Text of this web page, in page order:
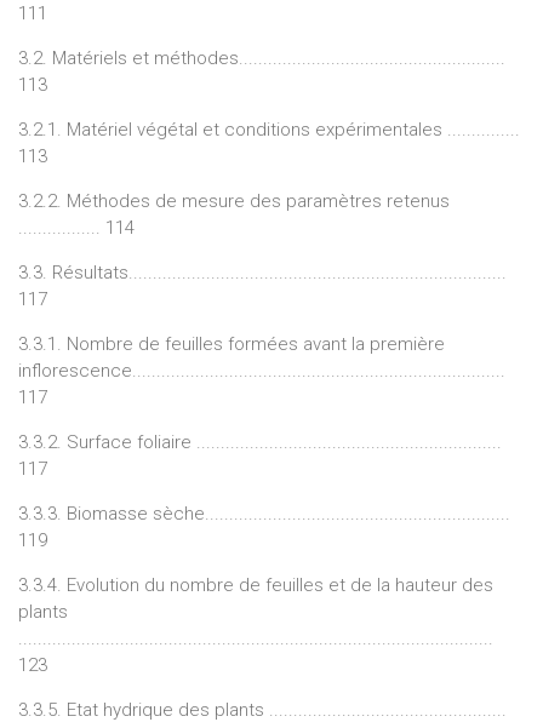
111
3.2. Matériels et méthodes.......................................................
113
3.2.1. Matériel végétal et conditions expérimentales ...............
113
3.2.2. Méthodes de mesure des paramètres retenus
................. 114
3.3. Résultats..............................................................................
117
3.3.1. Nombre de feuilles formées avant la première
inflorescence.............................................................................
117
3.3.2. Surface foliaire ...............................................................
117
3.3.3. Biomasse sèche...............................................................
119
3.3.4. Evolution du nombre de feuilles et de la hauteur des
plants
123
3.3.5. Etat hydrique des plants .................................................